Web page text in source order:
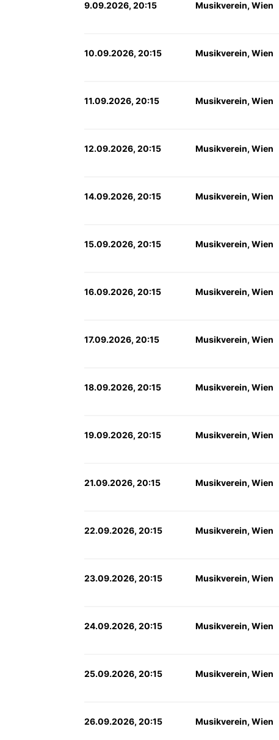
9.09.2026, 20:15 Musikverein, Wien
10.09.2026, 20:15 Musikverein, Wien
11.09.2026, 20:15 Musikverein, Wien
12.09.2026, 20:15 Musikverein, Wien
14.09.2026, 20:15 Musikverein, Wien
15.09.2026, 20:15 Musikverein, Wien
16.09.2026, 20:15 Musikverein, Wien
17.09.2026, 20:15 Musikverein, Wien
18.09.2026, 20:15 Musikverein, Wien
19.09.2026, 20:15 Musikverein, Wien
21.09.2026, 20:15 Musikverein, Wien
22.09.2026, 20:15 Musikverein, Wien
23.09.2026, 20:15 Musikverein, Wien
24.09.2026, 20:15 Musikverein, Wien
25.09.2026, 20:15 Musikverein, Wien
26.09.2026, 20:15 Musikverein, Wien